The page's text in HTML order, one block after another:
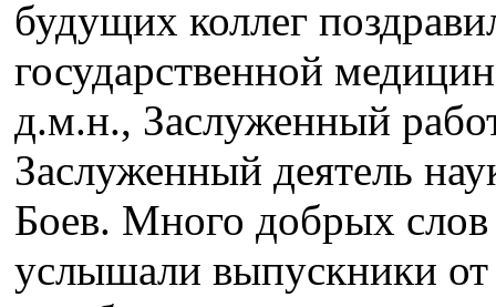
будущих коллег
государственной
д.м.н., Заслуженный
Заслуженный деятель
Боев. Много добрых
услышали выпускники от